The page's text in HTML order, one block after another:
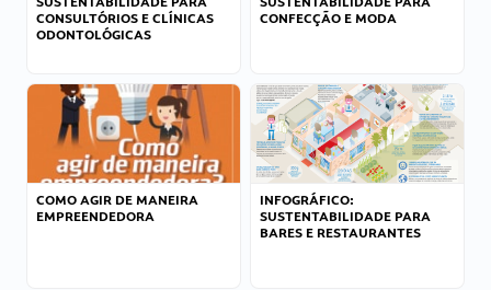
CONSULTÓRIOS E CLÍNICAS
ODONTOLÓGICAS
CONFECÇÃO E MODA
COMO AGIR DE MANEIRA
EMPREENDEDORA
INFOGRÁFICO:
SUSTENTABILIDADE PARA
BARES E RESTAURANTES